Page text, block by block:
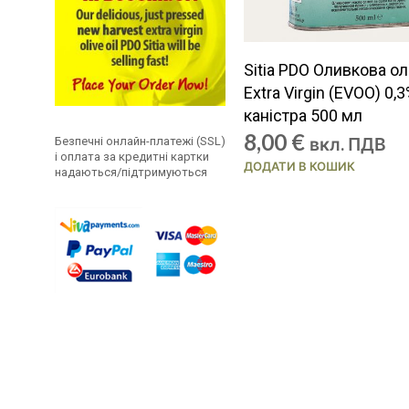
Безпечні онлайн-платежі (SSL)
і оплата за кредитні картки
надаються/підтримуються
Sitia PDO Оливкова
Extra Virgin (EVOO)
каністра 500 мл
8,00 € вкл. ПДВ
ДОДАТИ В КОШИК